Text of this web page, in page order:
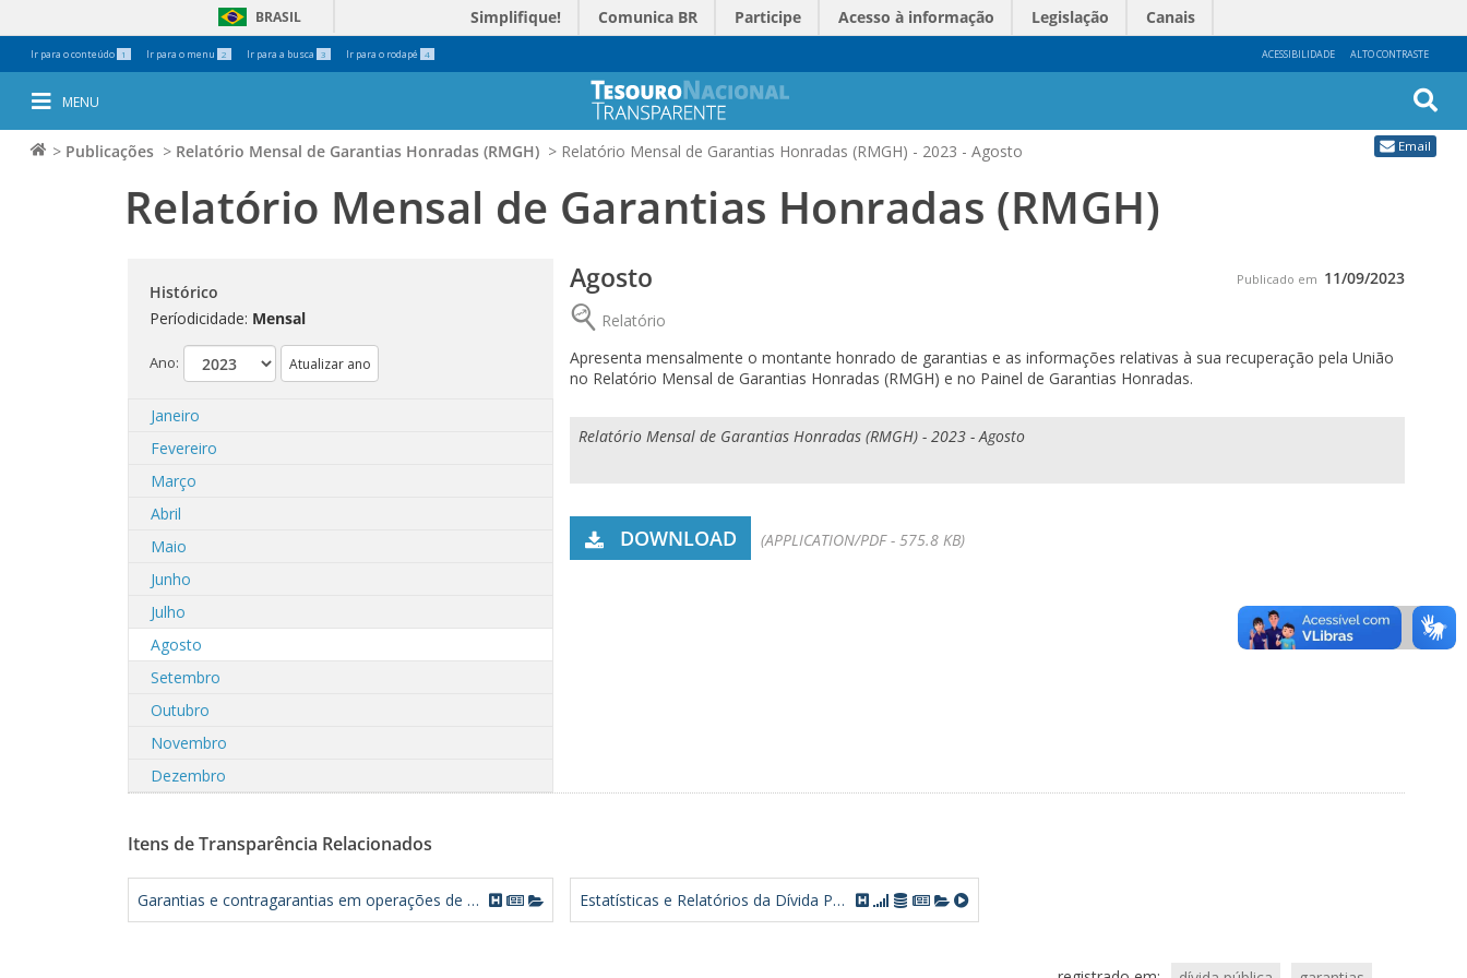
Email
Ir para o conteúdo 1 Ir para o menu 2 Ir para a busca 3 Ir para o rodapé 4 ACESSIBILIDADE ALTO CONTRASTE
BRASIL Simplifique! Comunica BR Participe Acesso à informação Legislação
Canais
MENU
> Publicações > Relatório Mensal de Garantias Honradas (RMGH) > Relatório Mensal de Garantias Honradas (RMGH) - 2023 - Agosto
Relatório Mensal de Garantias Honradas (RMGH)
Histórico
Períodicidade: Mensal
Ano:
Janeiro
Fevereiro
Março
Abril
Maio
Junho
Julho
Agosto
Setembro
Outubro
Novembro
Dezembro
Agosto Publicado em 11/09/2023
Relatório
Apresenta mensalmente o montante honrado de garantias e as informações relativas à sua recuperação pela União
no Relatório Mensal de Garantias Honradas (RMGH) e no Painel de Garantias Honradas.
Relatório Mensal de Garantias Honradas (RMGH) - 2023 - Agosto
DOWNLOAD (APPLICATION/PDF - 575.8 KB)
Itens de Transparência Relacionados
Garantias e contragarantias em operações de crédito Estatísticas e Relatórios da Dívida Pública Federal